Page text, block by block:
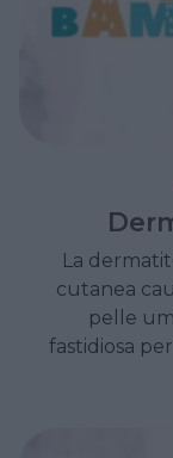
La
cutanea
pelle
fastidiosa